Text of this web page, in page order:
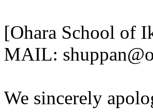
[Ohara School of
MAIL:
We sincerely